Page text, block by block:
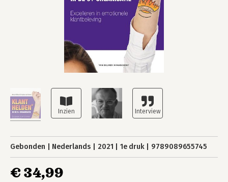
Gebonden Nederlands 2021 1e druk 9789089655745
€ 34,99